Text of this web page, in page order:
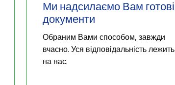
Ми надсилаємо Вам готові
документи
Обраним Вами способом, завжди
вчасно. Уся відповідальність лежить
на нас.